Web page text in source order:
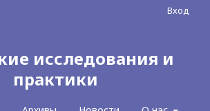
исследования и
практики
Вход